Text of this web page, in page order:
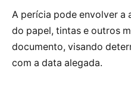
A perícia pode envolver a
do papel, tintas e outros
documento, visando
com a data alegada.